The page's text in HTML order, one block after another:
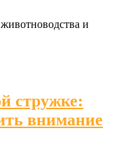
и
стружке:
внимание